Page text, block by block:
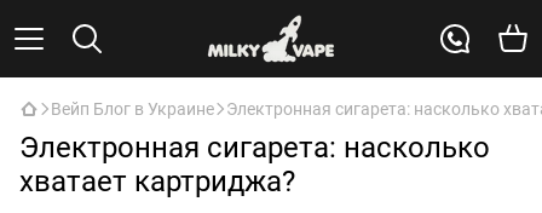
Вейп Блог в Украине Электронная сигарета: насколько
Электронная сигарета: насколько
хватает картриджа?